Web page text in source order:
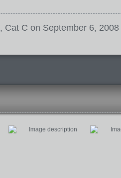
, Cat C on September 6, 2008